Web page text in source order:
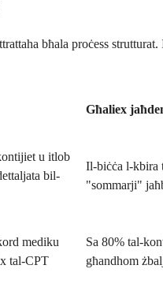
bħala proċess
Għaliex
u itlob
bil-
Il-biċċa l-kbira
"sommarji"
mediku
tal-CPT
Sa 80% tal-
għandhom